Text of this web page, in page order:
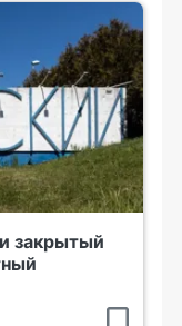
закрытый